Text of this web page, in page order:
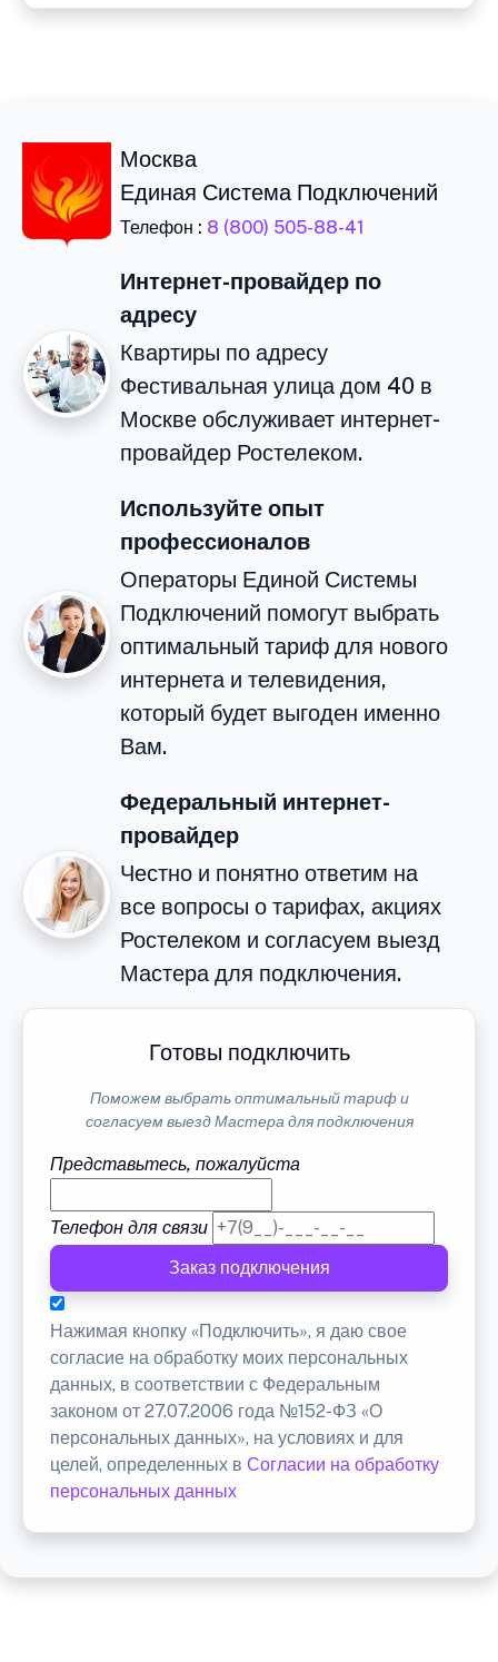
Москва
Единая Система Подключений
Телефон : 8 (800) 505-88-41
Интернет-провайдер по
адресу
Квартиры по адресу
Фестивальная улица дом 40 в
Москве обслуживает интернет-
провайдер Ростелеком.
Используйте опыт
профессионалов
Операторы Единой Системы
Подключений помогут выбрать
оптимальный тариф для нового
интернета и телевидения,
который будет выгоден именно
Вам.
Федеральный интернет-
провайдер
Честно и понятно ответим на
все вопросы о тарифах, акциях
Ростелеком и согласуем выезд
Мастера для подключения.
Готовы подключить
Поможем выбрать оптимальный тариф и
согласуем выезд Мастера для подключения
Представьтесь, пожалуйста
Телефон для связи
Заказ подключения
Нажимая кнопку «Подключить», я даю свое
согласие на обработку моих персональных
данных, в соответствии с Федеральным
законом от 27.07.2006 года №152-ФЗ «О
персональных данных», на условиях и для
целей, определенных в Согласии на обработку
персональных данных